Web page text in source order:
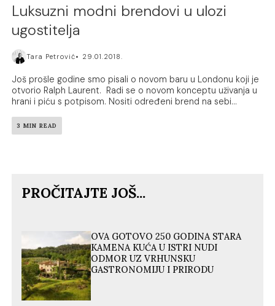
Luksuzni modni brendovi u ulozi
ugostitelja
Tara Petrović 29.01.2018.
Još prošle godine smo pisali o novom baru u Londonu koji je
otvorio Ralph Laurent. Radi se o novom konceptu uživanja u
hrani i piću s potpisom. Nositi određeni brend na sebi...
3 MIN READ
PROČITAJTE JOŠ...
OVA GOTOVO 250 GODINA STARA
KAMENA KUĆA U ISTRI NUDI
ODMOR UZ VRHUNSKU
GASTRONOMIJU I PRIRODU